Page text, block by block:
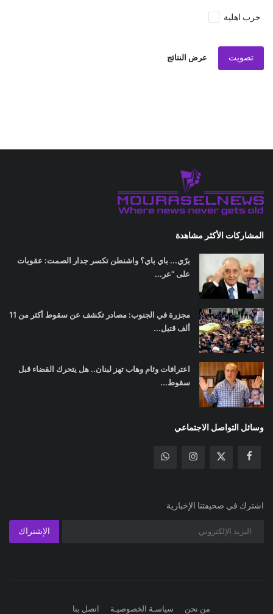
حرب اهلية
تصويت عرض النتائج
المشاركات الأكثر مشاهدة
برّي... باي باي؟ واشنطن تكسر جدار الصمت: عقوبات
على "عر...
مجزرة في الجنوب: مصادر تكشف عن سقوط أكثر من 11
ألف قتيل...
اعترافات وئام وهاب تهز لبنان.. هل يتحرك القضاء قبل
سقوط...
وسائل التواصل الاجتماعي
اشترك في صحيفتنا الإخبارية
الإشتراك
من نحن سياسـة الخصوصيـة اتصل بنا